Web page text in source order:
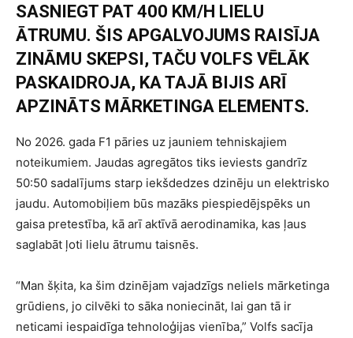
SASNIEGT PAT 400 KM/H LIELU
ĀTRUMU. ŠIS APGALVOJUMS RAISĪJA
ZINĀMU SKEPSI, TAČU VOLFS VĒLĀK
PASKAIDROJA, KA TAJĀ BIJIS ARĪ
APZINĀTS MĀRKETINGA ELEMENTS.
No 2026. gada F1 pāries uz jauniem tehniskajiem
noteikumiem. Jaudas agregātos tiks ieviests gandrīz
50:50 sadalījums starp iekšdedzes dzinēju un elektrisko
jaudu. Automobiļiem būs mazāks piespiedējspēks un
gaisa pretestība, kā arī aktīvā aerodinamika, kas ļaus
saglabāt ļoti lielu ātrumu taisnēs.
“Man šķita, ka šim dzinējam vajadzīgs neliels mārketinga
grūdiens, jo cilvēki to sāka noniecināt, lai gan tā ir
neticami iespaidīga tehnoloģijas vienība,” Volfs sacīja